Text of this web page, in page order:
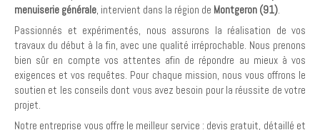
menuiserie générale, intervient dans la région de Montgeron (91).
Passionnés et expérimentés, nous assurons la réalisation de vos
travaux du début à la fin, avec une qualité irréprochable. Nous prenons
bien sûr en compte vos attentes afin de répondre au mieux à vos
exigences et vos requêtes. Pour chaque mission, nous vous offrons le
soutien et les conseils dont vous avez besoin pour la réussite de votre
projet.
Notre entreprise vous offre le meilleur service : devis gratuit, détaillé et